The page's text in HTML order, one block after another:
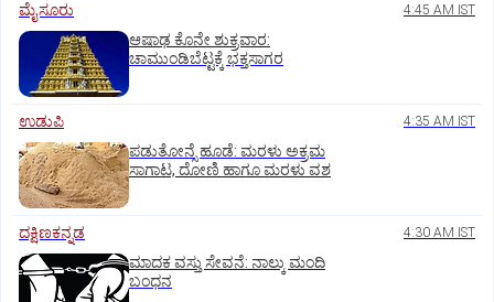
ಮೈಸೂರು 4:45 AM IST
ಆಷಾಢ ಕೊನೇ ಶುಕ್ರವಾರ:
ಚಾಮುಂಡಿಬೆಟ್ಟಕ್ಕೆ ಭಕ್ತಸಾಗರ
ಉಡುಪಿ 4:35 AM IST
ಪಡುತೋನ್ಸೆ ಹೂಡೆ: ಮರಳು ಅಕ್ರಮ
ಸಾಗಾಟ, ದೋಣಿ ಹಾಗೂ ಮರಳು ವಶ
ದಕ್ಷಿಣಕನ್ನಡ 4:30 AM IST
ಮಾದಕ ವಸ್ತು ಸೇವನೆ: ನಾಲ್ಕು ಮಂದಿ
ಬಂಧನ